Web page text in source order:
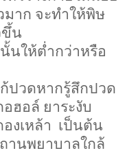
มาก จะทำให้พิษ
ขึ้น
นให้ต่ำกว่าหรือ
ปวดหากรู้สึกปวด
ฮอล์ ยาระงับ
งเหล้า เป็นต้น
านพยาบาลใกล้